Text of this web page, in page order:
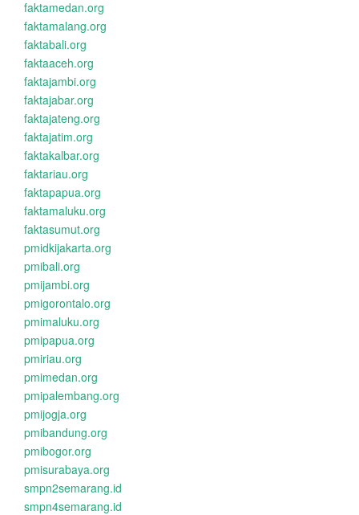
faktamedan.org
faktamalang.org
faktabali.org
faktaaceh.org
faktajambi.org
faktajabar.org
faktajateng.org
faktajatim.org
faktakalbar.org
faktariau.org
faktapapua.org
faktamaluku.org
faktasumut.org
pmidkijakarta.org
pmibali.org
pmijambi.org
pmigorontalo.org
pmimaluku.org
pmipapua.org
pmiriau.org
pmimedan.org
pmipalembang.org
pmijogja.org
pmibandung.org
pmibogor.org
pmisurabaya.org
smpn2semarang.id
smpn4semarang.id